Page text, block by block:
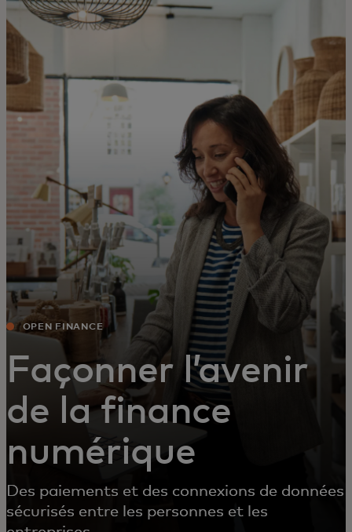
Pour vous
Pour les professionnels
Pour le monde
Pour les innovateurs
Actualités et tendances
OPEN FINANCE
Façonner l’avenir
de la finance
numérique
Des paiements et des connexions de données
sécurisés entre les personnes et les